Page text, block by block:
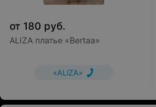
от 180 руб.
ALIZA платье «Bertaa»
«ALIZA»